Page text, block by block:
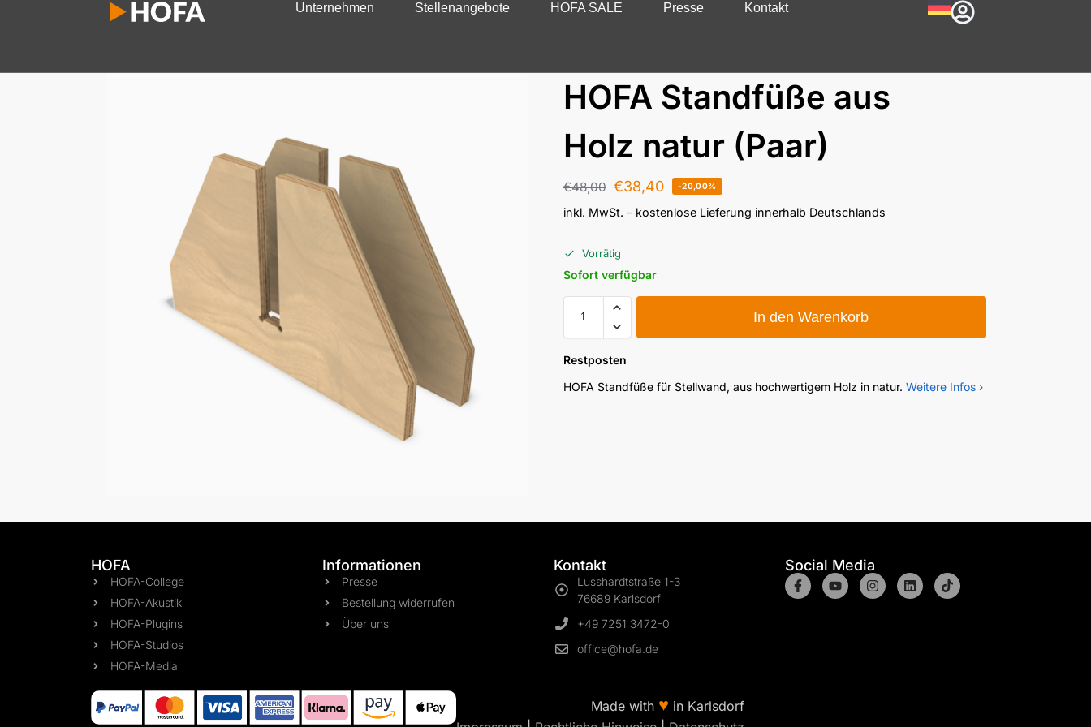
Unternehmen Stellenangebote HOFA SALE Presse Kontakt
HOFA Standfüße aus
Holz natur (Paar)
€48,00 €38,40 -20,00%
inkl. MwSt. – kostenlose Lieferung innerhalb Deutschlands
Vorrätig
Sofort verfügbar
In den Warenkorb
Restposten
HOFA Standfüße für Stellwand, aus hochwertigem Holz in natur. Weitere Infos ›
HOFA
HOFA-College
HOFA-Akustik
HOFA-Plugins
HOFA-Studios
HOFA-Media
Informationen
Presse
Bestellung widerrufen
Über uns
Kontakt
Lusshardtstraße 1-3
76689 Karlsdorf
+49 7251 3472-0
office@hofa.de
Social Media
Made with ♥ in Karlsdorf